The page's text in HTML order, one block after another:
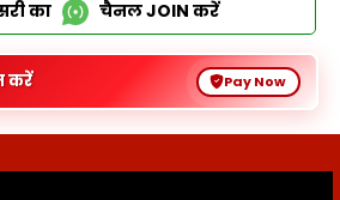
का चैनलJOIN करें
करें Pay Now